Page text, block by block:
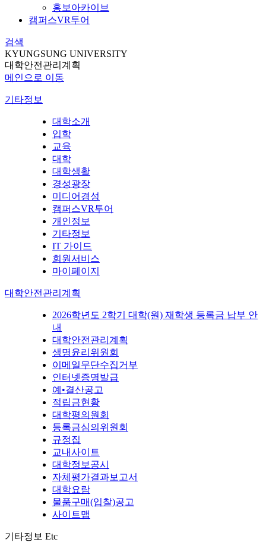
홍보아카이브
캠퍼스VR투어
검색
KYUNGSUNG UNIVERSITY
대학안전관리계획
메인으로 이동
기타정보
대학소개
입학
교육
대학
대학생활
경성광장
미디어경성
캠퍼스VR투어
개인정보
기타정보
IT 가이드
회원서비스
마이페이지
대학안전관리계획
2026학년도 2학기 대학(원) 재학생 등록금 납부 안
내
대학안전관리계획
생명윤리위원회
이메일무단수집거부
인터넷증명발급
예•결산공고
적립금현황
대학평의원회
등록금심의위원회
규정집
교내사이트
대학정보공시
자체평가결과보고서
대학요람
물품구매(입찰)공고
사이트맵
기타정보 Etc